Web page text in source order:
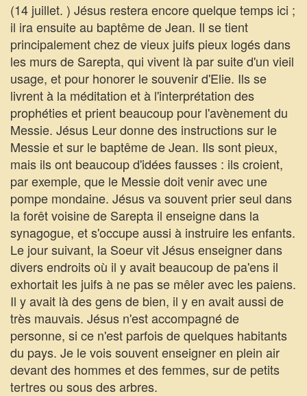
(14 juillet. ) Jésus restera encore quelque temps ici ;
il ira ensuite au baptême de Jean. Il se tient
principalement chez de vieux juifs pieux logés dans
les murs de Sarepta, qui vivent là par suite d'un vieil
usage, et pour honorer le souvenir d'Elie. Ils se
livrent à la méditation et à l'interprétation des
prophéties et prient beaucoup pour l'avènement du
Messie. Jésus Leur donne des instructions sur le
Messie et sur le baptême de Jean. Ils sont pieux,
mais ils ont beaucoup d'idées fausses : ils croient,
par exemple, que le Messie doit venir avec une
pompe mondaine. Jésus va souvent prier seul dans
la forêt voisine de Sarepta il enseigne dans la
synagogue, et s'occupe aussi à instruire les enfants.
Le jour suivant, la Soeur vit Jésus enseigner dans
divers endroits où il y avait beaucoup de pa'ens il
exhortait les juifs à ne pas se mêler avec les paiens.
Il y avait là des gens de bien, il y en avait aussi de
très mauvais. Jésus n'est accompagné de
personne, si ce n'est parfois de quelques habitants
du pays. Je le vois souvent enseigner en plein air
devant des hommes et des femmes, sur de petits
tertres ou sous des arbres.